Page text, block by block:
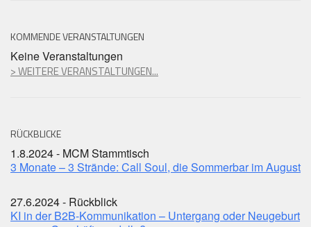
KOMMENDE VERANSTALTUNGEN
Keine Veranstaltungen
> WEITERE VERANSTALTUNGEN...
RÜCKBLICKE
1.8.2024 - MCM Stammtisch
3 Monate – 3 Strände: Call Soul, die Sommerbar im August
27.6.2024 - Rückblick
KI in der B2B-Kommunikation – Untergang oder Neugeburt